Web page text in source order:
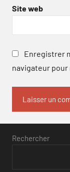
Site web
Enregistrer
navigateur pour
Rechercher